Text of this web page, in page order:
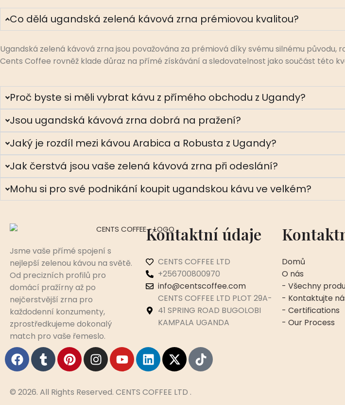
Co dělá ugandská zelená kávová zrna prémiovou kvalitou?
Ugandská zelená kávová zrna jsou považována za prémiová díky svému silnému
Cents Coffee rovněž klade důraz na přímé získávání a sledovatelnost jako součást této
Proč byste si měli vybrat kávu z přímého obchodu z Ugandy?
Jsou ugandská kávová zrna dobrá na pražení?
Jaký je rozdíl mezi kávou Arabica a Robusta z Ugandy?
Jak čerstvá jsou vaše zelená kávová zrna při odeslání?
Mohu si pro své podnikání koupit ugandskou kávu ve velkém?
Jsme vaše přímé spojení s
nejlepší zelenou kávou na světě.
Od precizních profilů pro
domácí pražírny až po
nejčerstvější zrna pro
každodenní konzumenty,
zprostředkujeme dokonalý
match pro vaše řemeslo.
Kontaktní údaje
CENTS COFFEE LTD
+256700800970
info@centscoffee.com
CENTS COFFEE LTD PLOT 29A-
41 SPRING ROAD BUGOLOBI
KAMPALA UGANDA
Domů
O nás
- Všechny
- Kontaktujte
- Certifications
- Our Process
© 2026. All Rights Reserved. CENTS COFFEE LTD .